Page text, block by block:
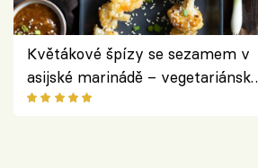
Květákové špízy se sezamem v
asijské marinádě – vegetariánská
chuťovka z grilu